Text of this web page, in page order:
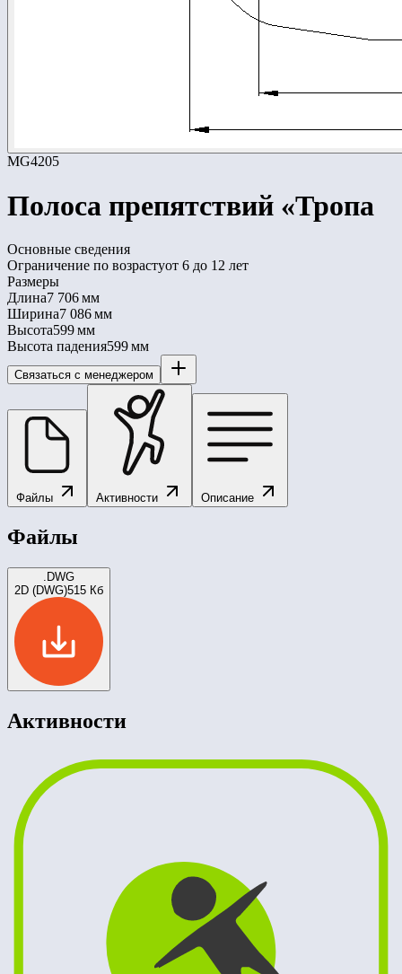
MG4205
Полоса препятствий «Тропа
Основные сведения
Ограничение по возрастуот 6 до 12 лет
Размеры
Длина7 706 мм
Ширина7 086 мм
Высота599 мм
Высота падения599 мм
Связаться с менеджером
Файлы Активности Описание
Файлы
.DWG
2D (DWG)515 Кб
Активности